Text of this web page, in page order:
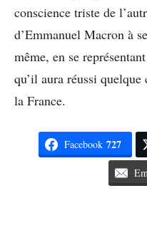
conscience triste de
d’Emmanuel Macron à
même, en se
qu’il aura réussi quelque
la France.
Facebook 727